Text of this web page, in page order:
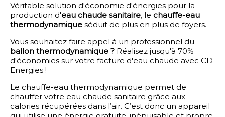
Véritable solution d'économie d'énergies pour la
production d'eau chaude sanitaire, le chauffe-eau
thermodynamique séduit de plus en plus de foyers.
Vous souhaitez faire appel à un professionnel du
ballon thermodynamique ? Réalisez jusqu'à 70%
d'économies sur votre facture d'eau chaude avec CD
Energies !
Le chauffe-eau thermodynamique permet de
chauffer votre eau chaude sanitaire grâce aux
calories récupérées dans l’air. C’est donc un appareil